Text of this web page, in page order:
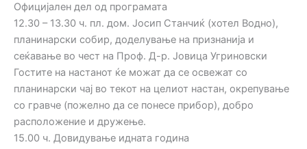
Официјален дел од програмата
12.30 – 13.30 ч. пл. дом. Јосип Станчиќ (хотел Водно),
планинарски собир, доделување на признанија и
сеќавање во чест на Проф. Д-р. Јовица Угриновски
Гостите на настанот ќе можат да се освежат со
планинарски чај во текот на целиот настан, окрепување
со гравче (пожелно да се понесе прибор), добро
расположение и дружење.
15.00 ч. Довидување идната година